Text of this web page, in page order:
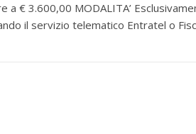
€ 3.600,00 MODALITA’
il servizio telematico Entratel o